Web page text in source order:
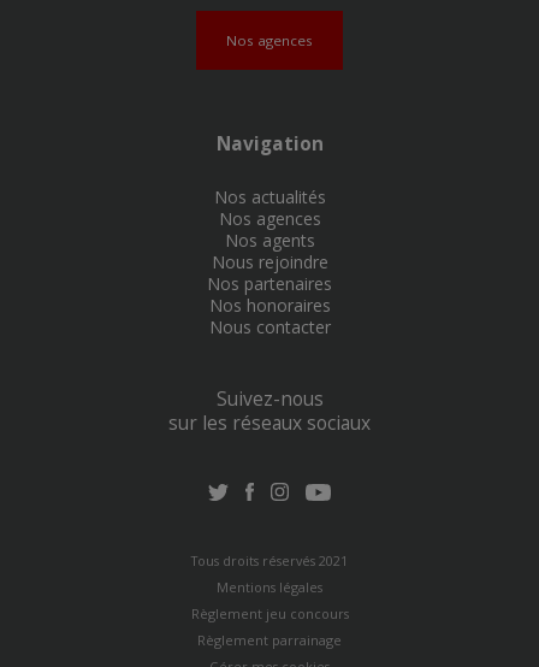
Nos agences
Navigation
Nos actualités
Nos agences
Nos agents
Nous rejoindre
Nos partenaires
Nos honoraires
Nous contacter
Suivez-nous
sur les réseaux sociaux
Tous droits réservés 2021
Mentions légales
Règlement jeu concours
Règlement parrainage